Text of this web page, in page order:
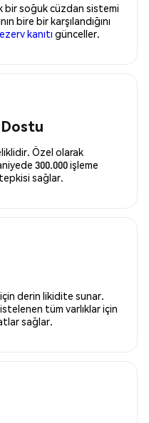
bir soğuk cüzdan sistemi
bire bir karşılandığını
kanıtı günceller.
Dostu
Özel olarak
300.000 işleme
sağlar.
derin likidite sunar.
tüm varlıklar için
sağlar.